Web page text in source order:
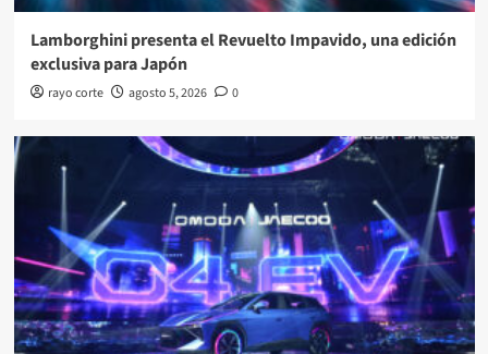
Lamborghini presenta el Revuelto Impavido, una edición
exclusiva para Japón
rayo corte agosto 5, 2026 0